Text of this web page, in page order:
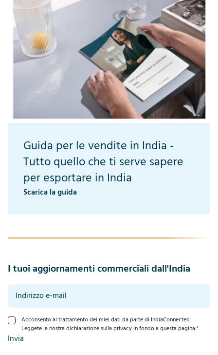
Guida per le vendite in India -
Tutto quello che ti serve sapere
per esportare in India
Scarica la guida
I tuoi aggiornamenti commerciali dall'India
Acconsento al trattamento dei miei dati da parte di IndiaConnected.
Leggete la nostra dichiarazione sulla privacy in fondo a questa pagina.*
Invia